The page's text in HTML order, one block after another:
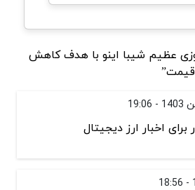
عظیم شیبا اینو با هدف کاهش
اخبار ارز دیجیتال